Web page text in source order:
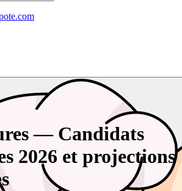
— Candidats
2026 et projections